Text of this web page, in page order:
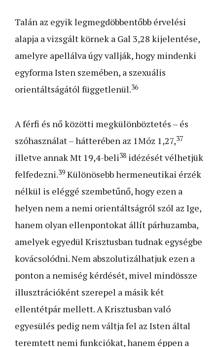
Talán az egyik legmegdöbbentőbb érvelési
alapja a vizsgált körnek a Gal 3,28 kijelentése,
amelyre apellálva úgy vallják, hogy mindenki
egyforma Isten szemében, a szexuális
orientáltságától függetlenül.36
A férfi és nő közötti megkülönböztetés – és
szóhasználat – hátterében az 1Móz 1,27,37
illetve annak Mt 19,4-beli38 idézését vélhetjük
felfedezni.39 Különösebb hermeneutikai érzék
nélkül is eléggé szembetűnő, hogy ezen a
helyen nem a nemi orientáltságról szól az Ige,
hanem olyan ellenpontokat állít párhuzamba,
amelyek egyedül Krisztusban tudnak egységbe
kovácsolódni. Nem abszolutizálhatjuk ezen a
ponton a nemiség kérdését, mivel mindössze
illusztrációként szerepel a másik két
ellentétpár mellett. A Krisztusban való
egyesülés pedig nem váltja fel az Isten által
teremtett nemi funkciókat, hanem éppen a